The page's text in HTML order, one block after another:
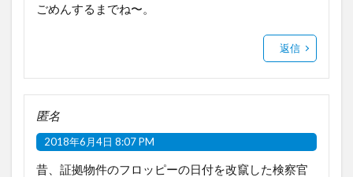
ごめんするまでね〜。
返信
匿名
2018年6月4日 8:07 PM
昔、証拠物件のフロッピーの日付を改竄した検察官